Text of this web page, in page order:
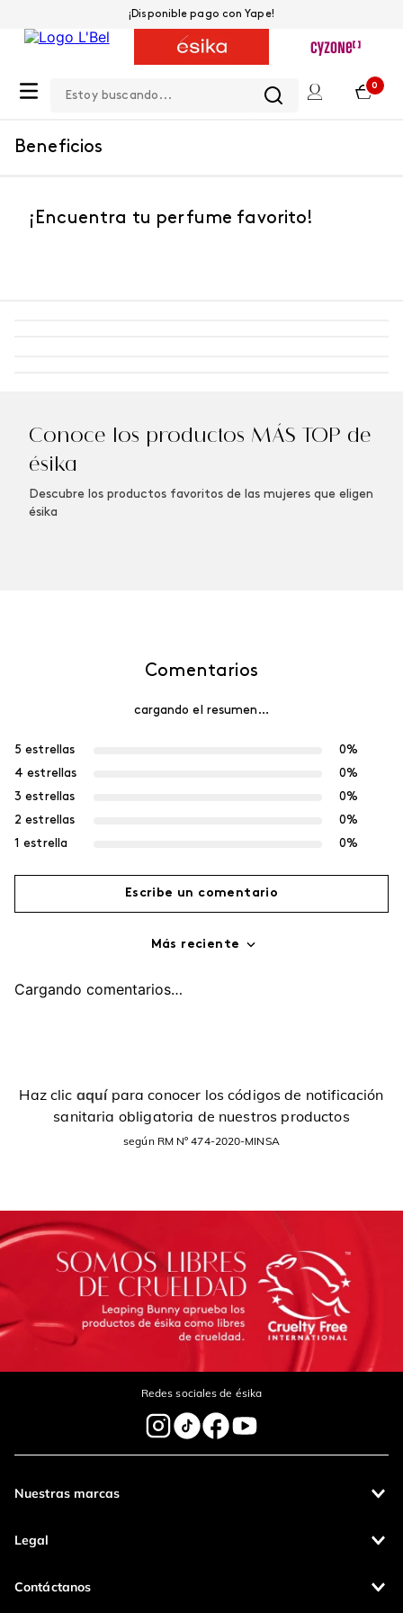
0
¡Disponible pago con Yape!
Beneficios
¡Encuentra tu perfume favorito!
Conoce los productos MÁS TOP de
ésika
Descubre los productos favoritos de las mujeres que eligen
ésika
Comentarios
cargando el resumen…
5 estrellas
0%
4 estrellas
0%
3 estrellas
0%
2 estrellas
0%
1 estrella
0%
Escribe un comentario
Título
Tu nombre
Escribe un comentario
Más reciente
Cargando comentarios…
Haz clic aquípara conocer los códigos de notificación
sanitaria obligatoria de nuestros productos
según RM Nº 474-2020-MINSA
Redes sociales de ésika
Nuestras marcas
Legal
Contáctanos